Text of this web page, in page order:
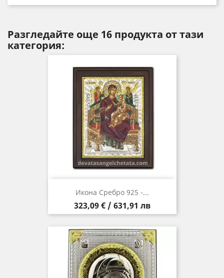
Разгледайте още 16 продукта от тази
категория:
Икона Сребро 925 -...
Цена
323,09 € / 631,91 лв